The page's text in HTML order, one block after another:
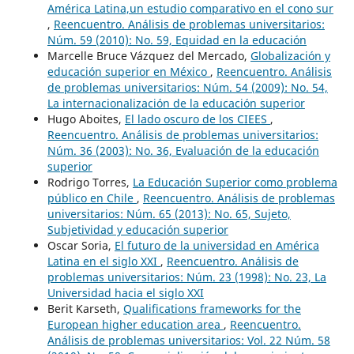
América Latina,un estudio comparativo en el cono sur
, Reencuentro. Análisis de problemas universitarios:
Núm. 59 (2010): No. 59, Equidad en la educación
Marcelle Bruce Vázquez del Mercado, Globalización y
educación superior en México , Reencuentro. Análisis
de problemas universitarios: Núm. 54 (2009): No. 54,
La internacionalización de la educación superior
Hugo Aboites, El lado oscuro de los CIEES ,
Reencuentro. Análisis de problemas universitarios:
Núm. 36 (2003): No. 36, Evaluación de la educación
superior
Rodrigo Torres, La Educación Superior como problema
público en Chile , Reencuentro. Análisis de problemas
universitarios: Núm. 65 (2013): No. 65, Sujeto,
Subjetividad y educación superior
Oscar Soria, El futuro de la universidad en América
Latina en el siglo XXI , Reencuentro. Análisis de
problemas universitarios: Núm. 23 (1998): No. 23, La
Universidad hacia el siglo XXI
Berit Karseth, Qualifications frameworks for the
European higher education area , Reencuentro.
Análisis de problemas universitarios: Vol. 22 Núm. 58